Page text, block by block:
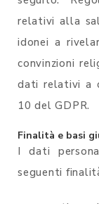
relativi alla
idonei a
convinzioni
dati relativi a
10 del GDPR.
Finalità e basi
I dati
seguenti